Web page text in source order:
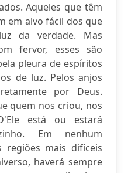
Aqueles que têm
em alvo fácil dos que
da verdade. Mas
fervor, esses são
pleura de espíritos
de luz. Pelos anjos
por Deus.
quem nos criou, nos
está ou estará
Em nenhum
regiões mais difíceis
haverá sempre